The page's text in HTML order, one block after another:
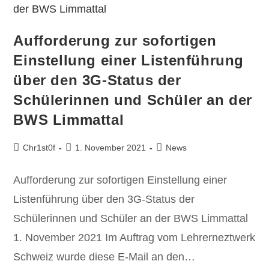
Aufforderung zur sofortigen
Einstellung einer Listenführung
über den 3G-Status der
Schülerinnen und Schüler an der
BWS Limmattal
Chr1st0f 1. November 2021 News
Aufforderung zur sofortigen Einstellung einer
Listenführung über den 3G-Status der
Schülerinnen und Schüler an der BWS Limmattal
1. November 2021 Im Auftrag vom Lehrerneztwerk
Schweiz wurde diese E-Mail an den…